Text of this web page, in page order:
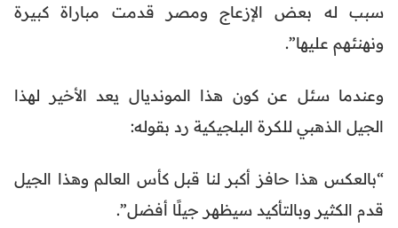
سبب له بعض الإزعاج ومصر قدمت مباراة كبيرة
ونهنئهم عليها”.
وعندما سئل عن كون هذا المونديال يعد الأخير لهذا
الجيل الذهبي للكرة البلجيكية رد بقوله:
“بالعكس هذا حافز أكبر لنا قبل كأس العالم وهذا الجيل
قدم الكثير وبالتأكيد سيظهر جيلًا أفضل”.